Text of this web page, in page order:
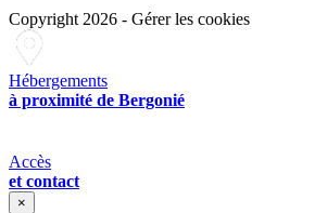
Copyright 2026 - Gérer les cookies
Hébergements
à proximité de Bergonié
Accès
et contact
×